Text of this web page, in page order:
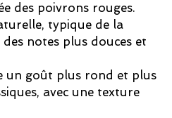
des poivrons rouges.
typique de la
notes plus douces et
un goût plus rond et plus
avec une texture